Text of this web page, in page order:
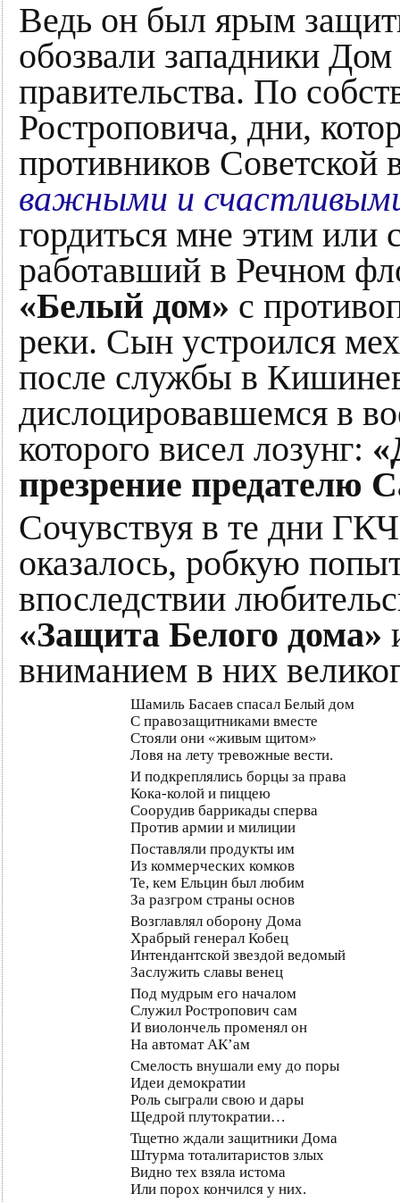
Ведь он был ярым
обозвали западники
правительства. По
Ростроповича, дни,
противников Советской
важными и
гордиться мне этим
работавший в Речном
«Белый дом» с
реки. Сын устроился
после службы в
дислоцировавшемся в
которого висел лозунг:
презрение предателю
Сочувствуя в те дни
оказалось, робкую
впоследствии
«Защита Белого дома»
вниманием в них
Шамиль Басаев спасал Белый дом
С правозащитниками вместе
Стояли они «живым щитом»
Ловя на лету тревожные вести.
И подкреплялись борцы за права
Кока-колой и пиццею
Соорудив баррикады сперва
Против армии и милиции
Поставляли продукты им
Из коммерческих комков
Те, кем Ельцин был любим
За разгром страны основ
Возглавлял оборону Дома
Храбрый генерал Кобец
Интендантской звездой ведомый
Заслужить славы венец
Под мудрым его началом
Служил Ростропович сам
И виолончель променял он
На автомат АК’ам
Смелость внушали ему до поры
Идеи демократии
Роль сыграли свою и дары
Щедрой плутократии…
Тщетно ждали защитники Дома
Штурма тоталитаристов злых
Видно тех взяла истома
Или порох кончился у них.